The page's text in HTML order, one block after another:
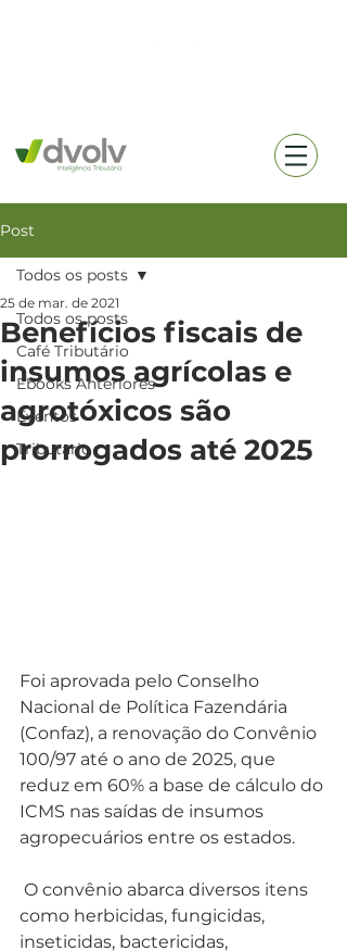
Post
Todos os posts
Café Tributário
Ebooks Anteriores
Eventos
Tributario
Todos os posts
Benefícios fiscais de
insumos agrícolas e
agrotóxicos são
prorrogados até 2025
25 de mar. de 2021
Foi aprovada pelo Conselho
Nacional de Política Fazendária
(Confaz), a renovação do Convênio
100/97 até o ano de 2025, que
reduz em 60% a base de cálculo do
ICMS nas saídas de insumos
agropecuários entre os estados.
como herbicidas, fungicidas,
inseticidas, bactericidas,